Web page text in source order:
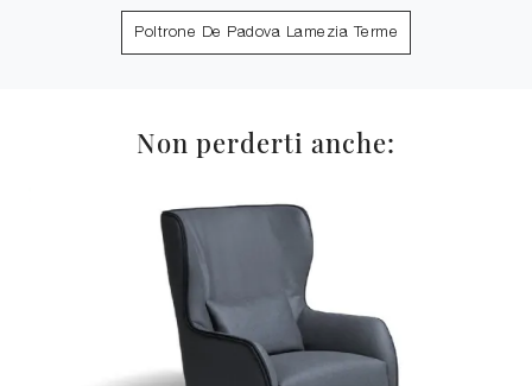
Poltrone De Padova Lamezia Terme
Non perderti anche: